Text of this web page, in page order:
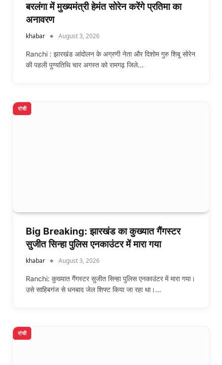
बरलंगा में मुख्यमंत्री हेमंत सोरेन करेंगे प्रतिमा का
अनावरण
khabar August 3, 2026
Ranchi : झारखंड आंदोलन के अग्रणी नेता और दिशोम गुरु शिबू सोरेन
की पहली पुण्यतिथि चार अगस्त को रामगढ़ जिले…
रांची
Big Breaking: झारखंड का कुख्यात गैंगस्टर
सुजीत सिन्हा पुलिस एनकाउंटर में मारा गया
khabar August 3, 2026
Ranchi: कुख्यात गैंगस्टर सुजीत सिन्हा पुलिस एनकाउंटर में मारा गया।
उसे साहिबगंज से धनबाद जेल शिफ्ट किया जा रहा था।…
रांची